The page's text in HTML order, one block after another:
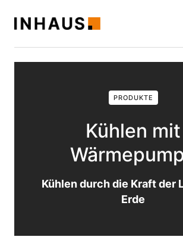
PRODUKTE
Kühlen mit
Kühlen durch die Kraft der
Erde